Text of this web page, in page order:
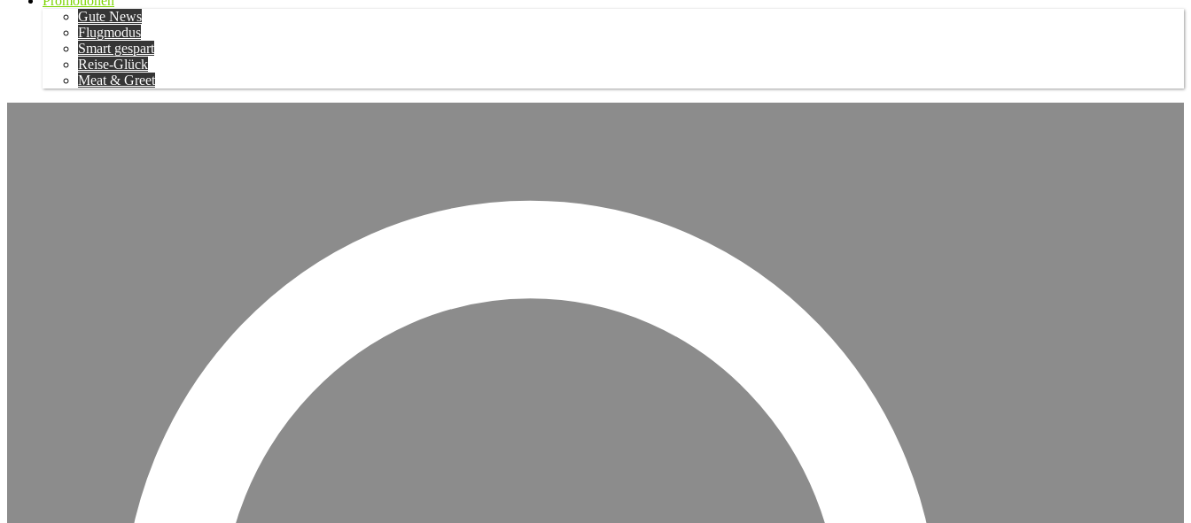
Gute News
Flugmodus
Smart gespart
Reise-Glück
Meat & Greet